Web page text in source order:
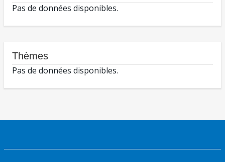
Pas de données disponibles.
Thèmes
Pas de données disponibles.